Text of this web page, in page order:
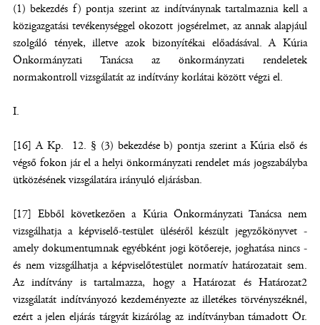
(1) bekezdés f) pontja szerint az indítványnak tartalmaznia kell a
közigazgatási tevékenységgel okozott jogsérelmet, az annak alapjául
szolgáló tények, illetve azok bizonyítékai előadásával. A Kúria
Önkormányzati Tanácsa az önkormányzati rendeletek
normakontroll vizsgálatát az indítvány korlátai között végzi el.
I.
[16] A Kp. 12. § (3) bekezdése b) pontja szerint a Kúria első és
végső fokon jár el a helyi önkormányzati rendelet más jogszabályba
ütközésének vizsgálatára irányuló eljárásban.
[17] Ebből következően a Kúria Önkormányzati Tanácsa nem
vizsgálhatja a képviselő-testület üléséről készült jegyzőkönyvet -
amely dokumentumnak egyébként jogi kötőereje, joghatása nincs -
és nem vizsgálhatja a képviselőtestület normatív határozatait sem.
Az indítvány is tartalmazza, hogy a Határozat és Határozat2
vizsgálatát indítványozó kezdeményezte az illetékes törvényszéknél,
ezért a jelen eljárás tárgyát kizárólag az indítványban támadott Ör.